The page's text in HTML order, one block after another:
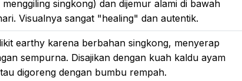
singkong) dan dijemur alami di bawah
Visualnya sangat "healing" dan autentik.
earthy karena berbahan singkong, menyerap
sempurna. Disajikan dengan kuah kaldu ayam
digoreng dengan bumbu rempah.